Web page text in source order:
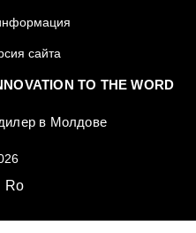
сайта
TO THE WORD
в Молдове
Ro